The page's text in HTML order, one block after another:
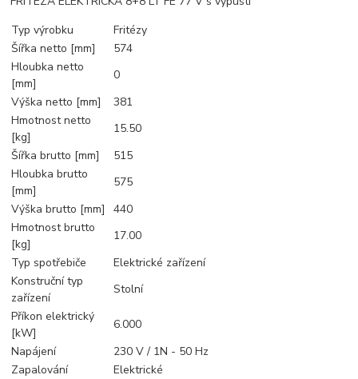
Typ výrobku
Fritézy
Šířka netto [mm]
574
Hloubka netto
[mm]
0
Výška netto [mm]
381
Hmotnost netto
[kg]
15.50
Šířka brutto [mm]
515
Hloubka brutto
[mm]
575
Výška brutto [mm]
440
Hmotnost brutto
[kg]
17.00
Typ spotřebiče
Elektrické zařízení
Konstruční typ
zařízení
Stolní
Příkon elektrický
[kW]
6.000
Napájení
230 V / 1N - 50 Hz
Zapalování
Elektrické